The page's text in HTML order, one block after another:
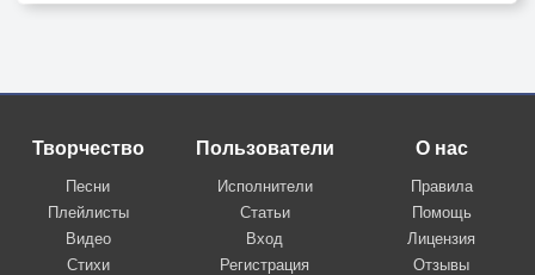
Творчество
Песни
Плейлисты
Видео
Стихи
Пользователи
Исполнители
Статьи
Вход
Регистрация
О нас
Правила
Помощь
Лицензия
Отзывы